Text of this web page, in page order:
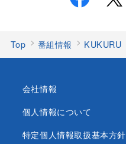
Top 番組情報 KUKURU
会社情報
個人情報について
特定個人情報取扱基本方針